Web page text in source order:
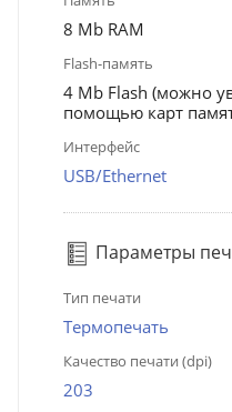
8 Mb RAM
Flash-память
4 Mb Flash (можно
помощью карт
Интерфейс
USB/Ethernet
Параметры
Тип печати
Термопечать
Качество печати (dpi)
203